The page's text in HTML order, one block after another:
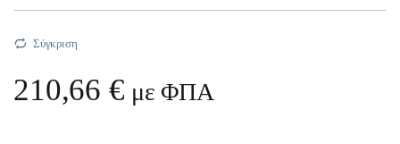
Σύγκριση
210,66€ με ΦΠΑ